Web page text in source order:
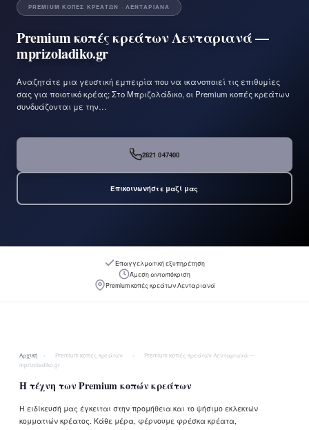
PREMIUM ΚΟΠΈΣ ΚΡΕΆΤΩΝ · ΛΕΝΤΑΡΙΑΝΆ
Premium κοπές κρεάτων Λενταριανά —
mprizoladiko.gr
Αναζητάτε μια γευστική εμπειρία που να ικανοποιεί τις επιθυμίες
σας για ποιοτικό κρέας; Στο Μπριζολάδικο, οι Premium κοπές κρεάτων
συνδυάζονται με την…
2821 047400
Επικοινωνήστε μαζί μας
Επαγγελματική εξυπηρέτηση
Άμεση ανταπόκριση
Premium κοπές κρεάτων Λενταριανά
Αρχική › Premium κοπές κρεάτων ›
Premium κοπές κρεάτων Λενταριανά —
mprizoladiko.gr
Η τέχνη των Premium κοπών κρεάτων
Η ειδίκευσή μας έγκειται στην προμήθεια και το ψήσιμο εκλεκτών
κομματιών κρέατος. Κάθε μέρα, φέρνουμε φρέσκα κρέατα,